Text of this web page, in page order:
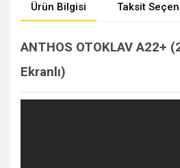
Ürün Bilgisi Taksit
ANTHOS OTOKLAV A22+
Ekranlı)